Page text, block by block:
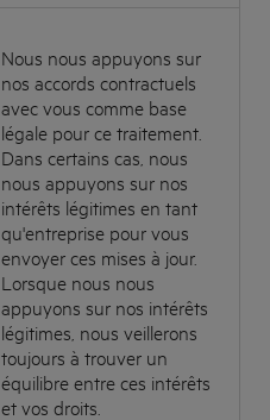
Nous nous appuyons sur
nos accords contractuels
avec vous comme base
légale pour ce traitement.
Dans certains cas, nous
nous appuyons sur nos
intérêts légitimes en tant
qu'entreprise pour vous
envoyer ces mises à jour.
Lorsque nous nous
appuyons sur nos intérêts
légitimes, nous veillerons
toujours à trouver un
équilibre entre ces intérêts
et vos droits.